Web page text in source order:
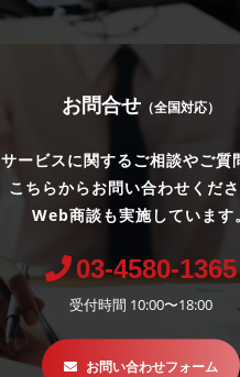
お問合せ （全国対応）
サービスに関するご相談やご質
こちらからお問い合わせくださ
Web商談も実施しています。
03-4580-1365
受付時間 10:00〜18:00
お問い合わせフォーム